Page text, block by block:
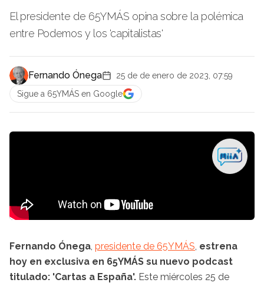
El presidente de 65YMÁS opina sobre la polémica
entre Podemos y los 'capitalistas'
Fernando Ónega
25 de de enero de 2023, 07:59
Sigue a 65YMÁS en Google
Fernando Ónega, presidente de 65YMÁS, estrena
hoy en exclusiva en 65YMÁS su nuevo podcast
titulado: 'Cartas a España'. Este miércoles 25 de